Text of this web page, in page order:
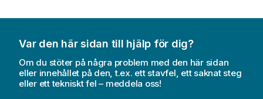
i
n
Var den här sidan till hjälp för dig?
Om du stöter på några problem med den här sidan
eller innehållet på den, t.ex. ett stavfel, ett saknat steg
eller ett tekniskt fel – meddela oss!